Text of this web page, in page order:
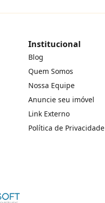
Institucional
Blog
Quem Somos
Nossa Equipe
Anuncie seu imóvel
Link Externo
Política de Privacidade